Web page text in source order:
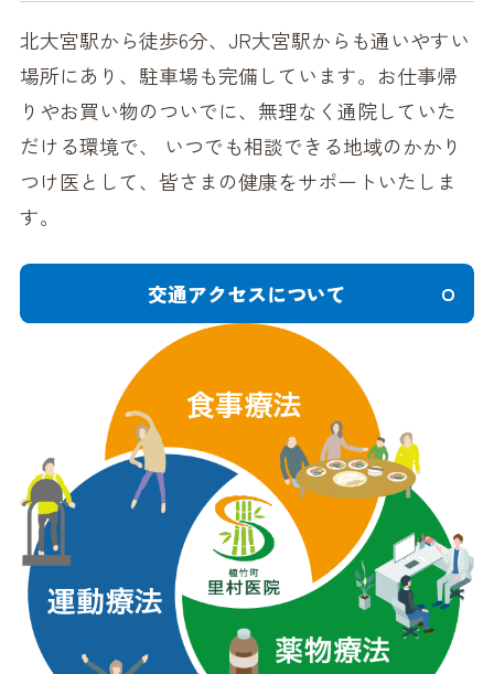
北大宮駅から徒歩6分、JR大宮駅からも通いやすい
場所にあり、駐車場も完備しています。お仕事帰
りやお買い物のついでに、無理なく通院していた
だける環境で、 いつでも相談できる地域のかかり
つけ医として、皆さまの健康をサポートいたしま
す。
交通アクセスについて